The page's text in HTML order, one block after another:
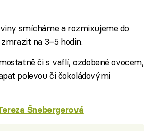
smícháme a rozmixujeme do
na 3–5 hodin.
či s vaflí, ozdobené ovocem,
polevou či čokoládovými
Šnebergerová